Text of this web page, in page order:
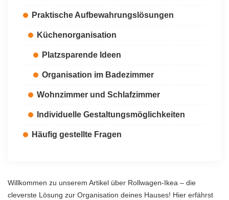
Praktische Aufbewahrungslösungen
Küchenorganisation
Platzsparende Ideen
Organisation im Badezimmer
Wohnzimmer und Schlafzimmer
Individuelle Gestaltungsmöglichkeiten
Häufig gestellte Fragen
Willkommen zu unserem Artikel über Rollwagen-Ikea – die
cleverste Lösung zur Organisation deines Hauses! Hier erfährst